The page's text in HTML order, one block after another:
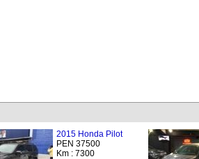
2015 Honda Pilot
PEN 37500
Km : 7300